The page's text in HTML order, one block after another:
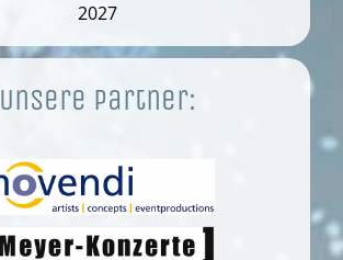
2027
Unsere Partner: